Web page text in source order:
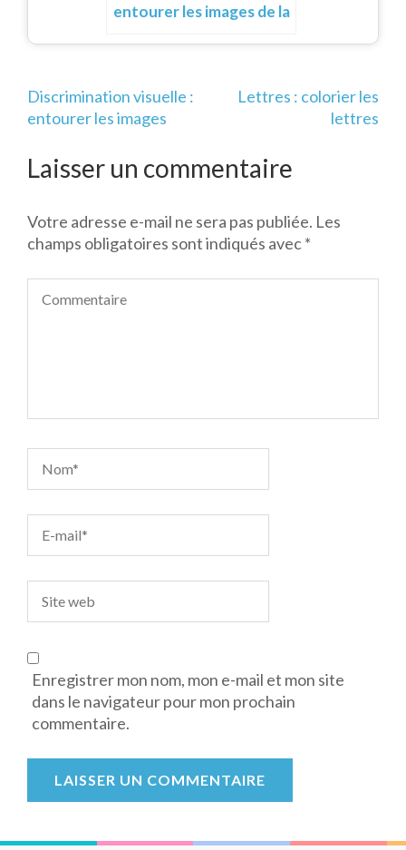
entourer les images de la
Navigation
de
Discrimination visuelle :
entourer les images
Lettres : colorier les
lettres
Laisser un commentaire
Votre adresse e-mail ne sera pas publiée. Les
champs obligatoires sont indiqués avec*
Enregistrer mon nom, mon e-mail et mon site
dans le navigateur pour mon prochain
commentaire.